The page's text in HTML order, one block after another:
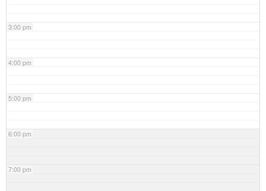
3:00 pm
4:00 pm
5:00 pm
6:00 pm
7:00 pm